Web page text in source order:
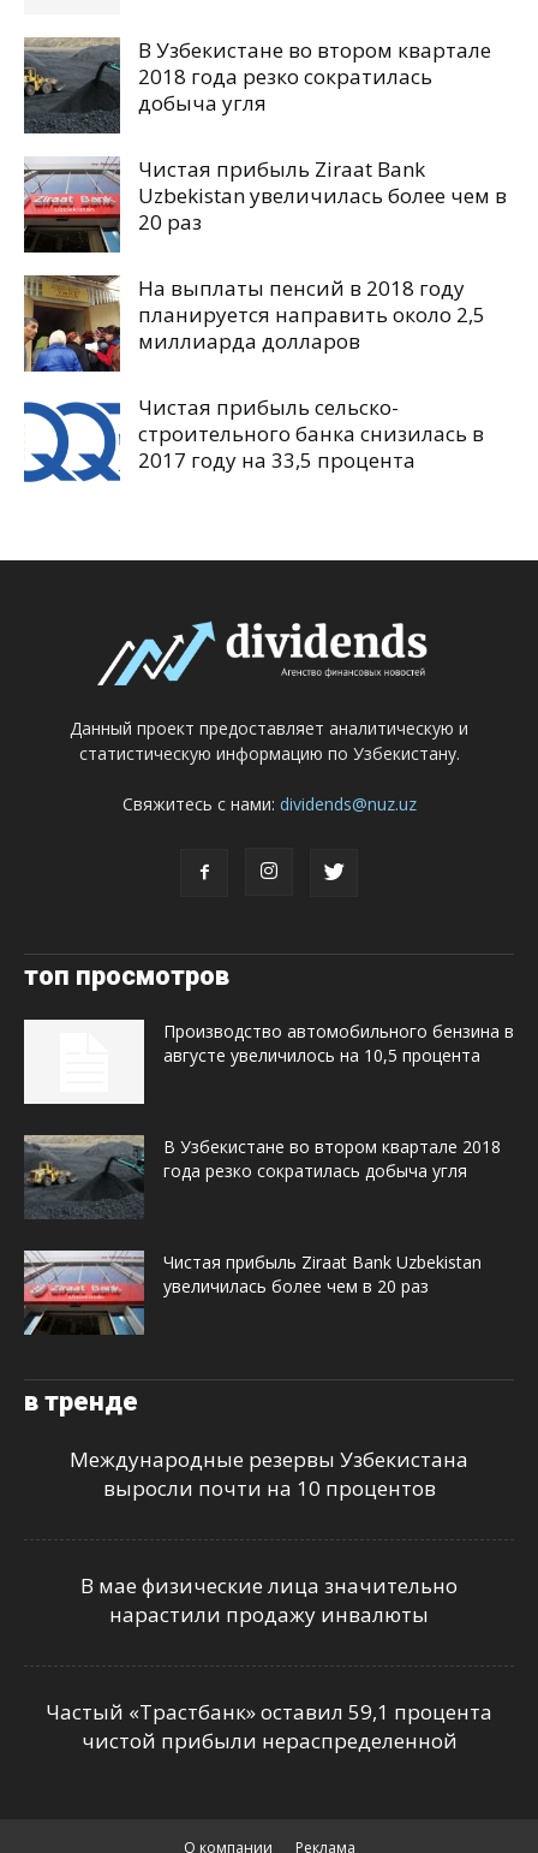
В Узбекистане во втором квартале
2018 года резко сократилась
добыча угля
Чистая прибыль Ziraat Bank
Uzbekistan увеличилась более чем в
20 раз
На выплаты пенсий в 2018 году
планируется направить около 2,5
миллиарда долларов
Чистая прибыль сельско-
строительного банка снизилась в
2017 году на 33,5 процента
Данный проект предоставляет аналитическую и
статистическую информацию по Узбекистану.
Свяжитесь с нами: dividends@nuz.uz
топ просмотров
Производство автомобильного бензина в
августе увеличилось на 10,5 процента
В Узбекистане во втором квартале 2018
года резко сократилась добыча угля
Чистая прибыль Ziraat Bank Uzbekistan
увеличилась более чем в 20 раз
в тренде
Международные резервы Узбекистана
выросли почти на 10 процентов
В мае физические лица значительно
нарастили продажу инвалюты
Частый «Трастбанк» оставил 59,1 процента
чистой прибыли нераспределенной
О компании Реклама